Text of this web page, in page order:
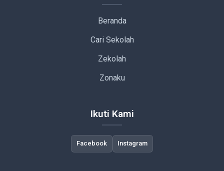
Beranda
Cari Sekolah
Zekolah
Zonaku
Ikuti Kami
Facebook Instagram